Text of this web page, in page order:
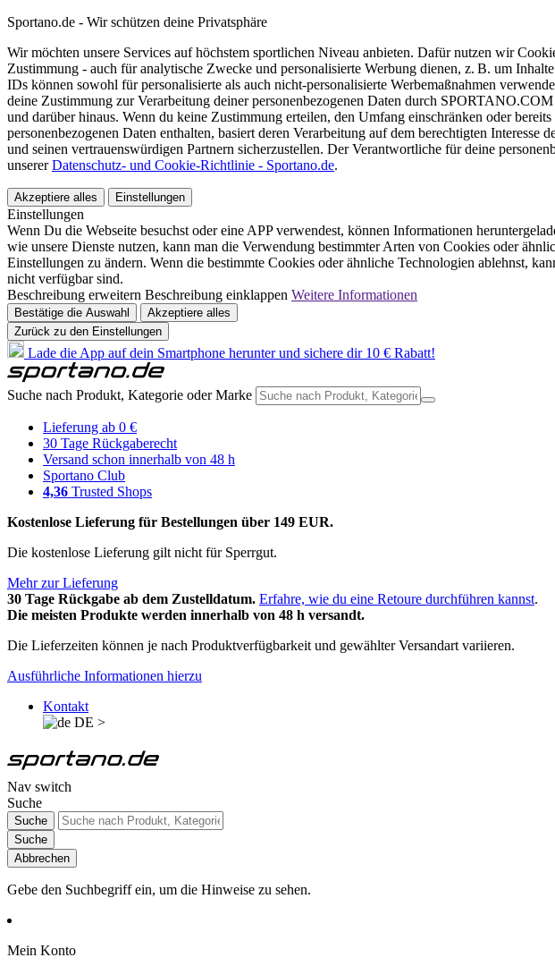
Sportano.de - Wir schützen deine Privatsphäre
Wir möchten unsere Services auf höchstem sportlichen Niveau anbieten. Dafür nutzen wir
Zustimmung - auch für analytische Zwecke und personalisierte Werbung dienen, z. B. um
IDs können sowohl für personalisierte als auch nicht-personalisierte Werbemaßnahmen
deine Zustimmung zur Verarbeitung deiner personenbezogenen Daten durch
und darüber hinaus. Wenn du keine Zustimmung erteilen, den Umfang einschränken oder
personenbezogenen Daten enthalten, basiert deren Verarbeitung auf dem berechtigten
und seinen vertrauenswürdigen Partnern sicherzustellen. Der Verantwortliche für deine
unsererDatenschutz- und Cookie-Richtlinie - Sportano.de.
Akzeptiere alles Einstellungen
Einstellungen
Wenn Du die Webseite besuchst oder eine APP verwendest, können Informationen
wie unsere Dienste nutzen, kann man die Verwendung bestimmter Arten von Cookies oder
Einstellungen zu ändern. Wenn die bestimmte Cookies oder ähnliche Technologien ablehnst,
nicht verfügbar sind.
Beschreibung erweitern Beschreibung einklappen Weitere Informationen
Bestätige die Auswahl
Akzeptiere alles
Zurück zu den Einstellungen
Lade die App auf dein Smartphone herunter und sichere dir 10 € Rabatt!
Suche nach Produkt, Kategorie oder Marke
Lieferung ab 0 €
30 Tage Rückgaberecht
Versand schon innerhalb von 48 h
Sportano Club
4,36 Trusted Shops
Kostenlose Lieferung für Bestellungen über 149 EUR.
Die kostenlose Lieferung gilt nicht für Sperrgut.
Mehr zur Lieferung
30 Tage Rückgabe ab dem Zustelldatum. Erfahre, wie du eine Retoure durchführen kannst.
Die meisten Produkte werden innerhalb von 48 h versandt.
Die Lieferzeiten können je nach Produktverfügbarkeit und gewählter Versandart variieren.
Ausführliche Informationen hierzu
Kontakt
DE >
Nav switch
Suche
Suche
Suche
Abbrechen
Gebe den Suchbegriff ein, um die Hinweise zu sehen.
Mein Konto